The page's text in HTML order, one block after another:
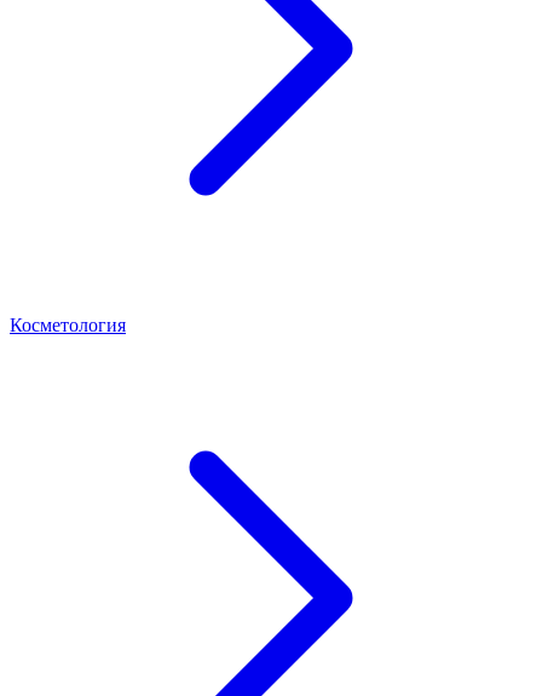
Косметология